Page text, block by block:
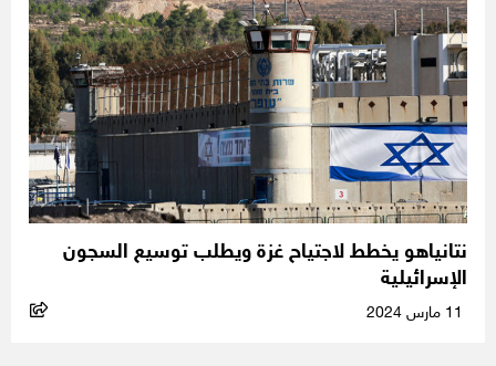
نتانياهو يخطط لاجتياح غزة ويطلب توسيع السجون
الإسرائيلية